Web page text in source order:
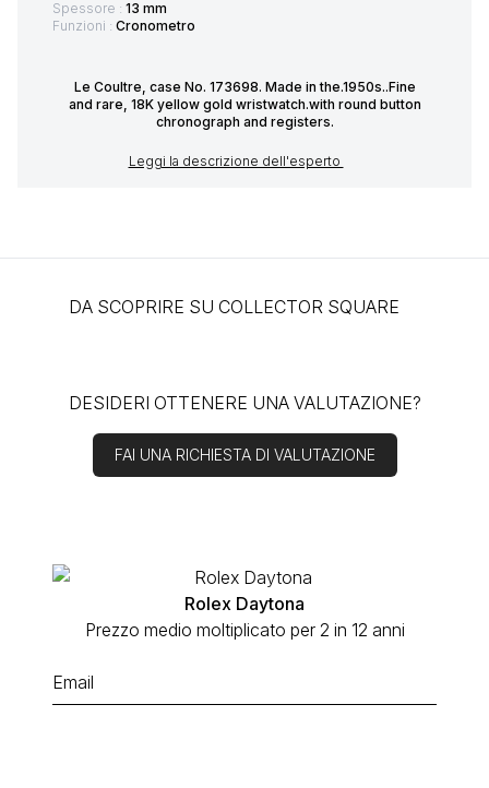
Spessore : 13 mm
Funzioni : Cronometro
Le Coultre, case No. 173698. Made in the.1950s..Fine
and rare, 18K yellow gold wristwatch.with round button
chronograph and registers.
Leggi la descrizione dell'esperto
DA SCOPRIRE SU COLLECTOR SQUARE
DESIDERI OTTENERE UNA VALUTAZIONE?
FAI UNA RICHIESTA DI VALUTAZIONE
Rolex Daytona
Prezzo medio moltiplicato per 2 in 12 anni